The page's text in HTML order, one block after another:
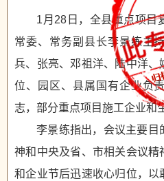
1月28日，全县重点项目
常委、常务副县长李景练主
兵、张亮、邓祖洋、陆中洋
位、园区、县属国有企业负
志，部分重点项目施工企业和
李景练指出，会议主要目
神和中央及省、市相关会议精
和企业节后迅速收心归位，以